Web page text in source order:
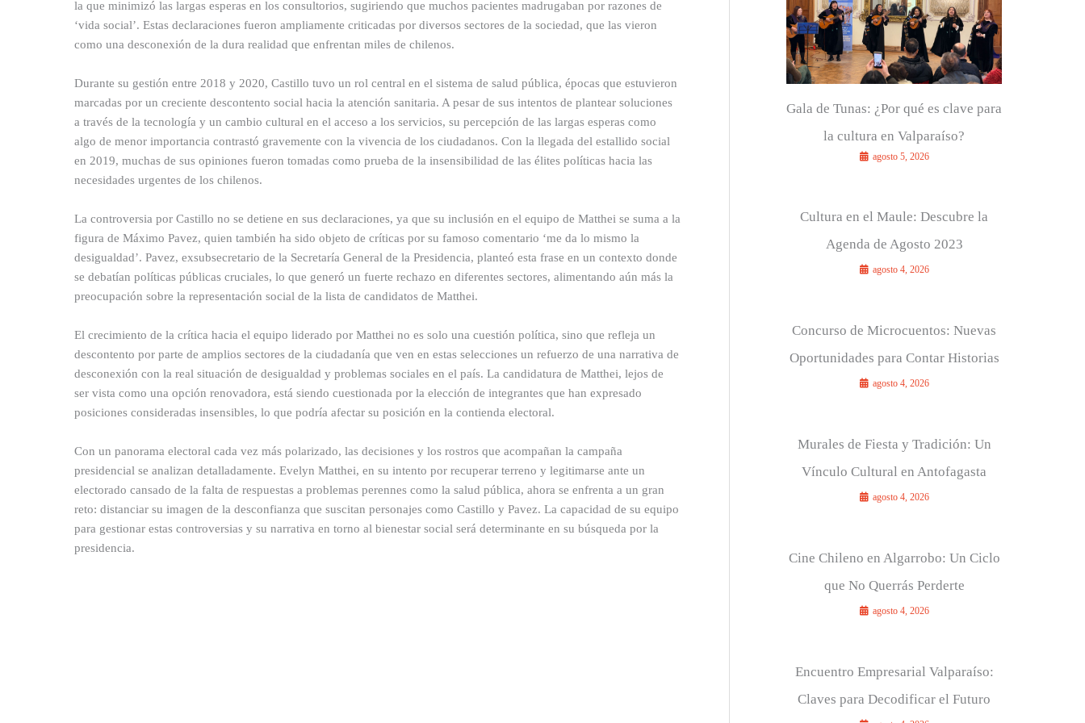
la que minimizó las largas esperas en los consultorios, sugiriendo que muchos pacientes madrugaban por razones de
‘vida social’. Estas declaraciones fueron ampliamente criticadas por diversos sectores de la sociedad, que las vieron
como una desconexión de la dura realidad que enfrentan miles de chilenos.
Durante su gestión entre 2018 y 2020, Castillo tuvo un rol central en el sistema de salud pública, épocas que estuvieron
marcadas por un creciente descontento social hacia la atención sanitaria. A pesar de sus intentos de plantear soluciones
a través de la tecnología y un cambio cultural en el acceso a los servicios, su percepción de las largas esperas como
algo de menor importancia contrastó gravemente con la vivencia de los ciudadanos. Con la llegada del estallido social
en 2019, muchas de sus opiniones fueron tomadas como prueba de la insensibilidad de las élites políticas hacia las
necesidades urgentes de los chilenos.
La controversia por Castillo no se detiene en sus declaraciones, ya que su inclusión en el equipo de Matthei se suma a la
figura de Máximo Pavez, quien también ha sido objeto de críticas por su famoso comentario ‘me da lo mismo la
desigualdad’. Pavez, exsubsecretario de la Secretaría General de la Presidencia, planteó esta frase en un contexto donde
se debatían políticas públicas cruciales, lo que generó un fuerte rechazo en diferentes sectores, alimentando aún más la
preocupación sobre la representación social de la lista de candidatos de Matthei.
El crecimiento de la crítica hacia el equipo liderado por Matthei no es solo una cuestión política, sino que refleja un
descontento por parte de amplios sectores de la ciudadanía que ven en estas selecciones un refuerzo de una narrativa de
desconexión con la real situación de desigualdad y problemas sociales en el país. La candidatura de Matthei, lejos de
ser vista como una opción renovadora, está siendo cuestionada por la elección de integrantes que han expresado
posiciones consideradas insensibles, lo que podría afectar su posición en la contienda electoral.
Con un panorama electoral cada vez más polarizado, las decisiones y los rostros que acompañan la campaña
presidencial se analizan detalladamente. Evelyn Matthei, en su intento por recuperar terreno y legitimarse ante un
electorado cansado de la falta de respuestas a problemas perennes como la salud pública, ahora se enfrenta a un gran
reto: distanciar su imagen de la desconfianza que suscitan personajes como Castillo y Pavez. La capacidad de su equipo
para gestionar estas controversias y su narrativa en torno al bienestar social será determinante en su búsqueda por la
presidencia.
Gala de Tunas: ¿Por qué es clave para
la cultura en Valparaíso?
agosto 5, 2026
Cultura en el Maule: Descubre la
Agenda de Agosto 2023
agosto 4, 2026
Concurso de Microcuentos: Nuevas
Oportunidades para Contar Historias
agosto 4, 2026
Murales de Fiesta y Tradición: Un
Vínculo Cultural en Antofagasta
agosto 4, 2026
Cine Chileno en Algarrobo: Un Ciclo
que No Querrás Perderte
agosto 4, 2026
Encuentro Empresarial Valparaíso:
Claves para Decodificar el Futuro